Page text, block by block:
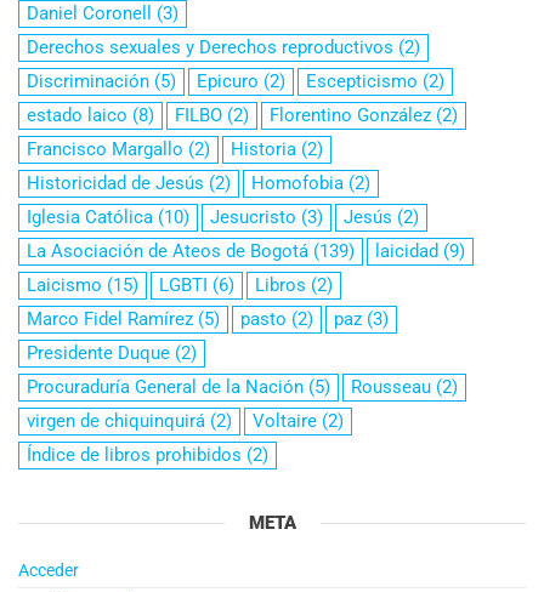
Daniel Coronell
(3)
Derechos sexuales y Derechos reproductivos (2)
Discriminación (5) Epicuro (2) Escepticismo (2)
estado laico (8) FILBO (2) Florentino González (2)
Francisco Margallo (2) Historia (2)
Historicidad de Jesús (2) Homofobia (2)
Iglesia Católica (10) Jesucristo (3) Jesús (2)
La Asociación de Ateos de Bogotá (139) laicidad (9)
Laicismo (15) LGBTI (6) Libros (2)
Marco Fidel Ramírez (5) pasto (2) paz (3)
Presidente Duque (2)
Procuraduría General de la Nación (5) Rousseau (2)
virgen de chiquinquirá (2) Voltaire (2)
Índice de libros prohibidos (2)
META
Acceder